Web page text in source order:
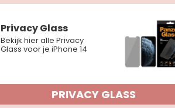
Privacy Glass
Bekijk hier alle Privacy
Glass voor je iPhone 14
PRIVACY GLASS